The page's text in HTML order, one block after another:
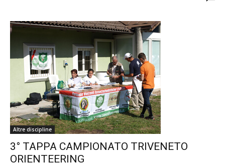
Altre discipline
3° TAPPA CAMPIONATO TRIVENETO
ORIENTEERING